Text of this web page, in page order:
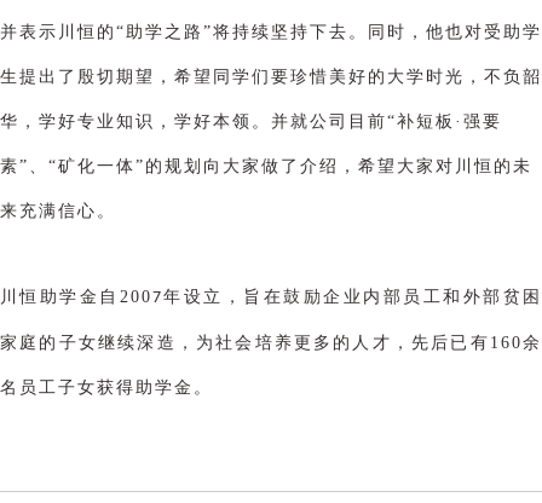
并表示川恒的“助学之路”将持续坚持下去。同时，他也对受助学
生提出了殷切期望，希望同学们要珍惜美好的大学时光，不负韶
华，学好专业知识，学好本领。并就公司目前“补短板·强要
素”、“矿化一体”的规划向大家做了介绍，希望大家对川恒的未
来充满信心。
川恒助学金自 2007年设立，旨在鼓励企业内部员工和外部贫困
家庭的子女继续深造，为社会培养更多的人才，先后已有 160余
名员工子女获得助学金。